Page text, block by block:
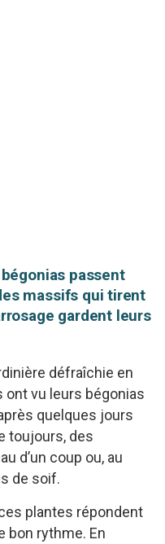
passent
massifs qui tirent
gardent leurs
défraîchie en
ont vu leurs bégonias
quelques jours
toujours, des
d’un coup ou, au
de soif.
plantes répondent
bon rythme. En